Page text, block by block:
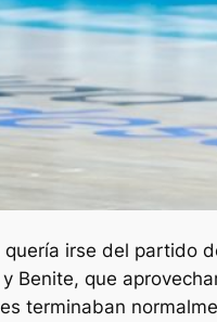
irse del
Benite, que
terminaban